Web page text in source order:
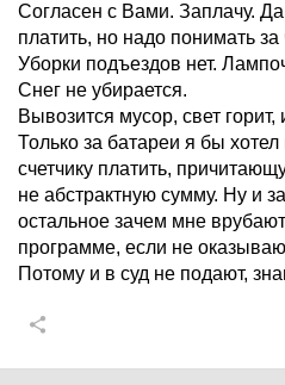
Согласен с Вами. Заплачу.
платить, но надо понимать за
Уборки подъездов нет.
Снег не убирается.
Вывозится мусор, свет горит,
Только за батареи я бы
счетчику платить,
не абстрактную сумму. Ну и
остальное зачем мне
программе, если не
Потому и в суд не подают,